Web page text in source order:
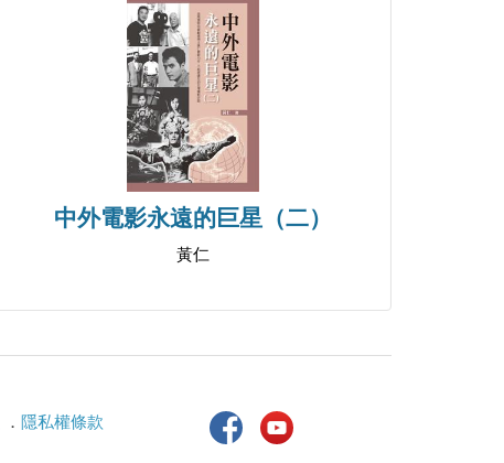
中外電影永遠的巨星（二）
黃仁
． 隱私權條款